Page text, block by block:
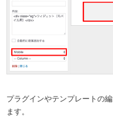
プラグインやテンプレートの
ます。